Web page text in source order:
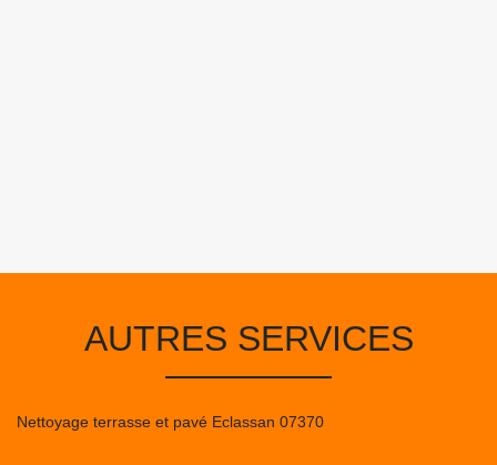
AUTRES SERVICES
Nettoyage terrasse et pavé Eclassan 07370